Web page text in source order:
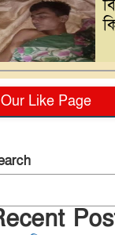
Our Like Page